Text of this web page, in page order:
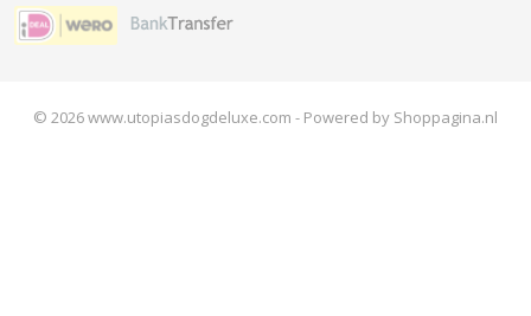
© 2026 www.utopiasdogdeluxe.com - Powered by Shoppagina.nl